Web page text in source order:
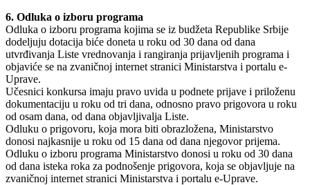
6. Odluka o izboru programa
Odluka o izboru programa kojima se iz budžeta Republike Srbije
dodeljuju dotacija biće doneta u roku od 30 dana od dana
utvrđivanja Liste vrednovanja i rangiranja prijavljenih programa i
objaviće se na zvaničnoj internet stranici Ministarstva i portalu e-
Uprave.
Učesnici konkursa imaju pravo uvida u podnete prijave i priloženu
dokumentaciju u roku od tri dana, odnosno pravo prigovora u roku
od osam dana, od dana objavljivalja Liste.
Odluku o prigovoru, koja mora biti obrazložena, Ministarstvo
donosi najkasnije u roku od 15 dana od dana njegovor prijema.
Odluku o izboru programa Ministarstvo donosi u roku od 30 dana
od dana isteka roka za podnošenje prigovora, koja se objavljuje na
zvaničnoj internet stranici Ministarstva i portalu e-Uprave.